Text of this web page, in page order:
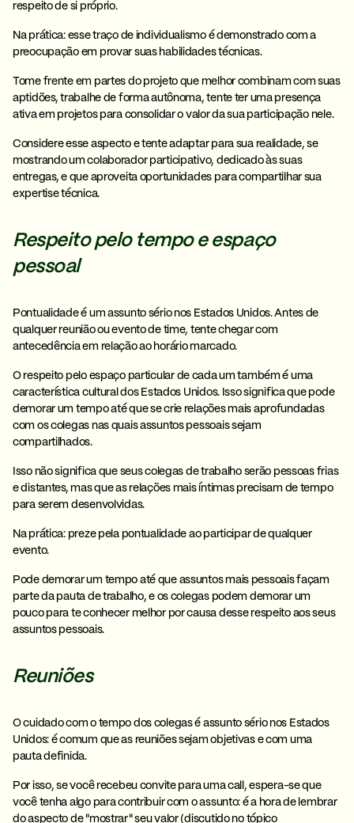
respeito de si próprio.
Na prática:esse traço de individualismo é demonstrado com a
preocupação em provar suas habilidades técnicas.
Tome frente em partes do projeto que melhor combinam com suas
aptidões, trabalhe de forma autônoma, tente ter uma presença
ativa em projetos para consolidar o valor da sua participação nele.
Considere esse aspecto e tente adaptar para sua realidade, se
mostrando umcolaborador participativo, dedicado às suas
entregas, e que aproveita oportunidades para compartilhar sua
expertise técnica.
Respeito pelo tempo e espaço
pessoal
Pontualidade é um assunto sério nos Estados Unidos. Antes de
qualquer reunião ou evento de time, tentechegar com
antecedênciaem relação ao horário marcado.
O respeito pelo espaço particular de cada um também é uma
característica cultural dos Estados Unidos. Isso significa que pode
demorar um tempo até que se crie relações mais aprofundadas
com os colegas nas quais assuntos pessoais sejam
compartilhados.
Isso não significa que seus colegas de trabalho serão pessoas frias
e distantes, mas que as relações mais íntimas precisam de tempo
para serem desenvolvidas.
Na prática: preze pela pontualidade ao participar de qualquer
evento.
Pode demorar um tempo até que assuntos mais pessoais façam
parte da pauta de trabalho, e os colegas podem demorar um
pouco para te conhecer melhor por causa desse respeito aos seus
assuntos pessoais.
Reuniões
O cuidado com o tempo dos colegas é assunto sério nos Estados
Unidos: é comum que as reuniões sejam objetivase com uma
pauta definida.
Por isso, se você recebeu convite para uma call, espera-se que
você tenha algo para contribuir com o assunto: é a hora de lembrar
do aspecto de "mostrar" seu valor (discutido no tópico